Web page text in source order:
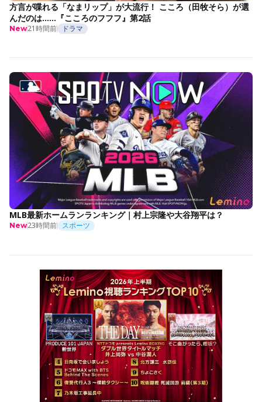
方言が喋れる「なまリップ」が大流行！ こころ（田牧そら）が選
んだのは……『こころのフフフ』第2話
New21時間前 ドラマ
MLB最新ホームランランキング｜村上宗隆や大谷翔平は？
New23時間前 スポーツ